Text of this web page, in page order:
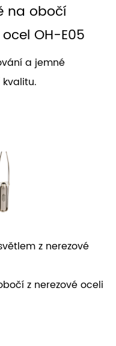
na obočí
OH-E05
a jemné
z nerezové
z nerezové oceli